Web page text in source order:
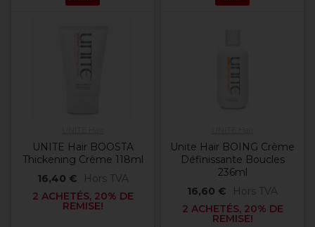
UNITE Hair BOOSTA
Thickening Crème 118ml
16,40 €
Hors TVA
2 ACHETÉS, 20% DE
REMISE!
Unite Hair BOING Crème
Définissante Boucles
236ml
16,60 €
Hors TVA
2 ACHETÉS, 20% DE
REMISE!